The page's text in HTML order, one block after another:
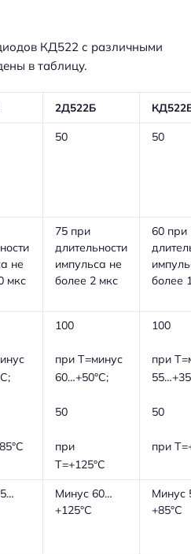
КД522 с различными
в таблицу.
2Д522Б
50 50
не
мкс
75 при
длительности
импульса не
более 2 мкс
60 при
более
100
при Т=минус
60…+50°С;
50
при
T=+125°С
100
при
50
при
Минус 60…
+125°С
Минус
+85°С